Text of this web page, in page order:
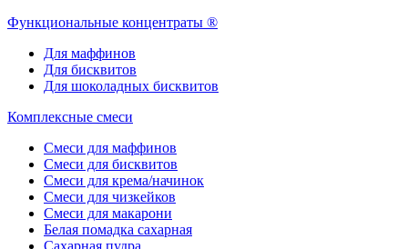
Функциональные концентраты ®
Для маффинов
Для бисквитов
Для шоколадных бисквитов
Комплексные смеси
Смеси для маффинов
Смеси для бисквитов
Смеси для крема/начинок
Смеси для чизкейков
Смеси для макарони
Белая помадка сахарная
Сахарная пудра